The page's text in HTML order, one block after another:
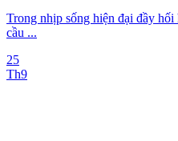
Trong nhịp sống hiện đại đầy
cầu ...
25
Th9